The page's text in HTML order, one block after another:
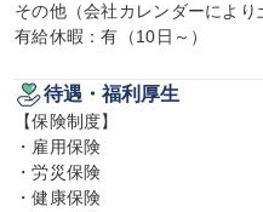
その他（会社カレンダーにより
有給休暇：有（10日～）
待遇・福利厚生
【保険制度】
・雇用保険
・労災保険
・健康保険